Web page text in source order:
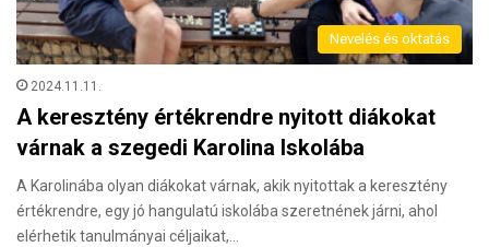
Nevelés és oktatás
2024.11.11.
A keresztény értékrendre nyitott diákokat
várnak a szegedi Karolina Iskolába
A Karolinába olyan diákokat várnak, akik nyitottak a keresztény
értékrendre, egy jó hangulatú iskolába szeretnének járni, ahol
elérhetik tanulmányai céljaikat,…